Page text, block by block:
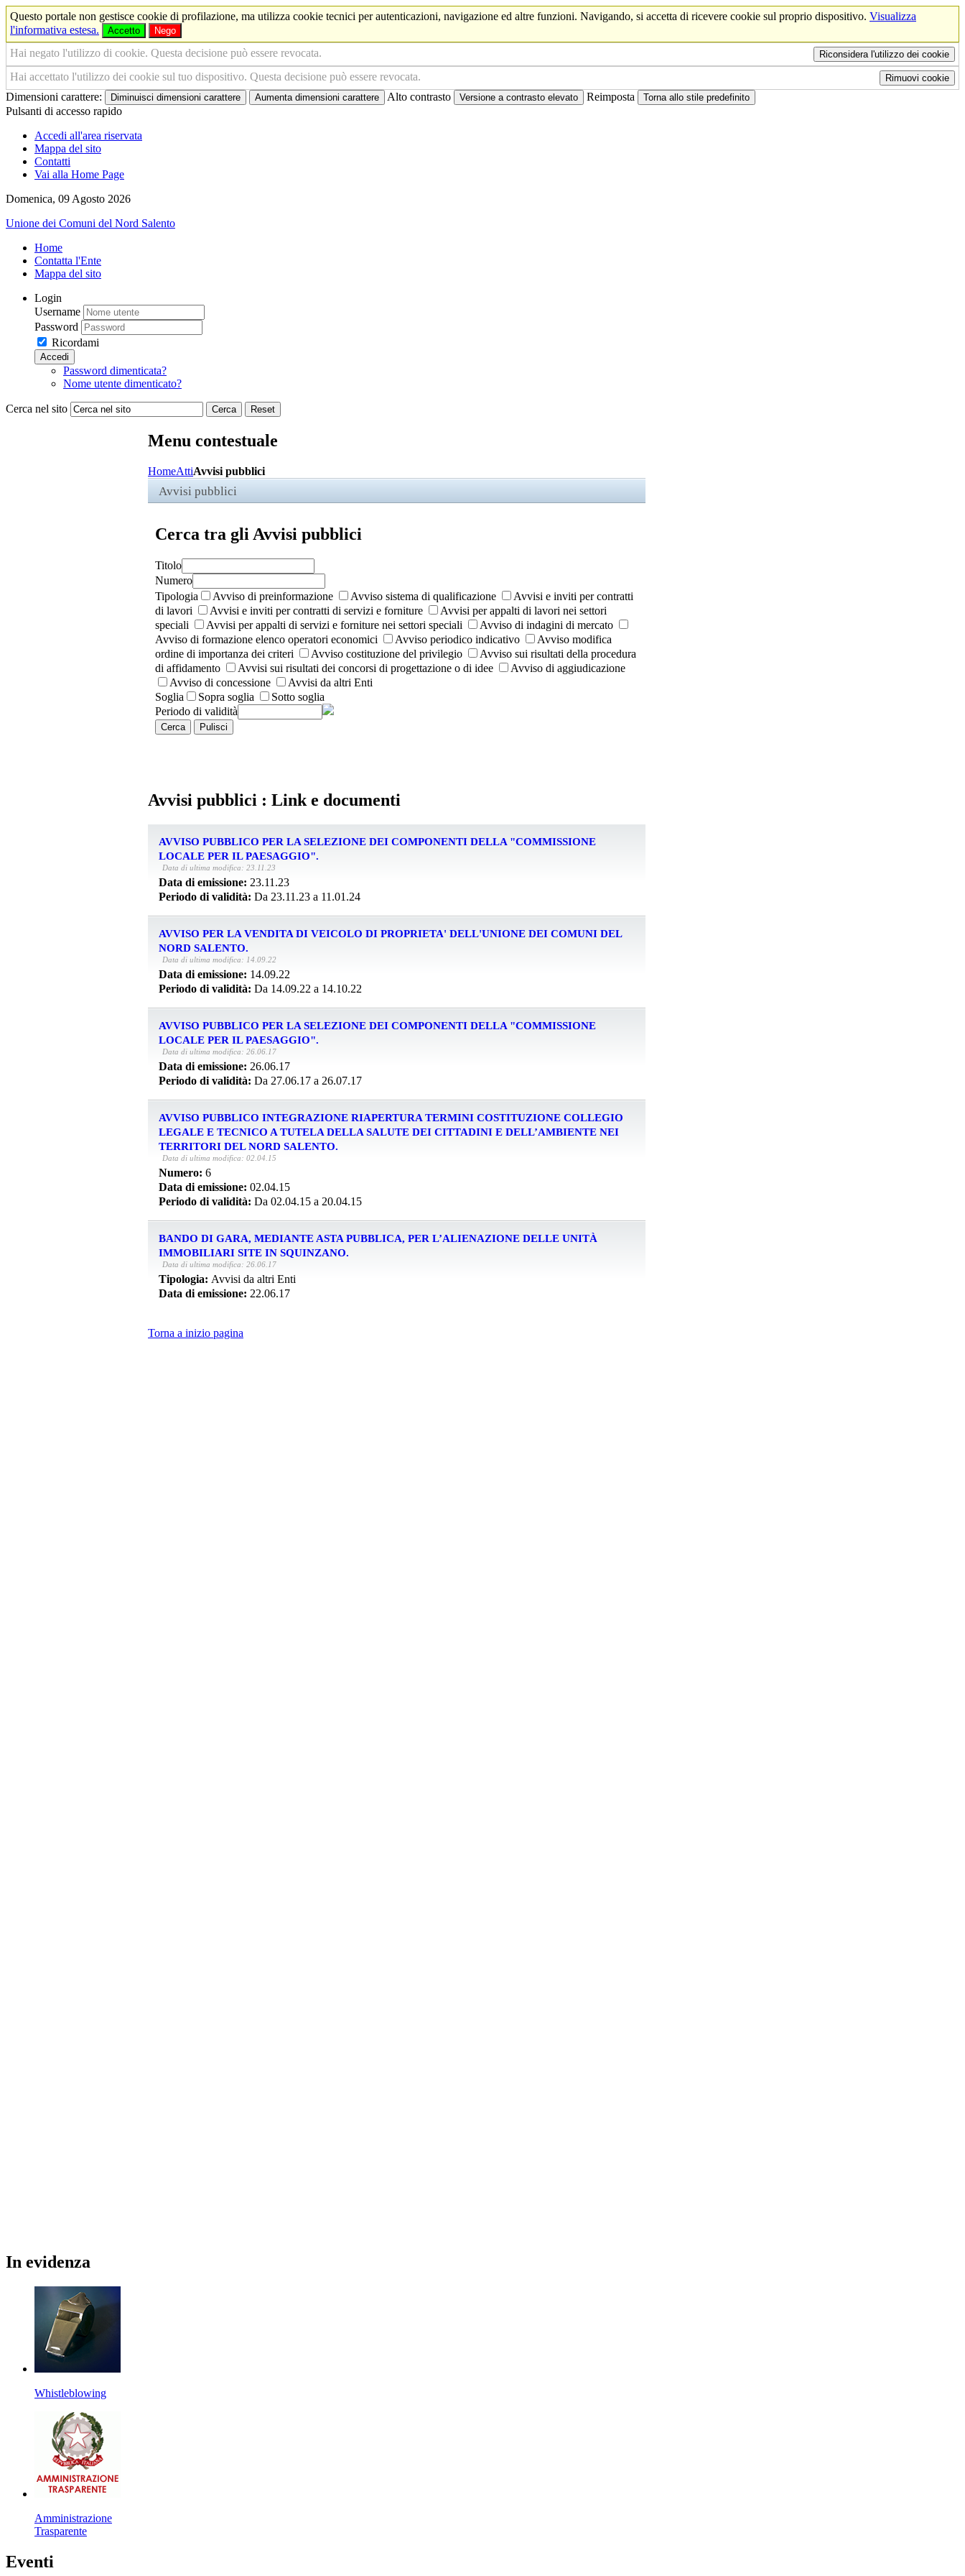
Questo portale non gestisce cookie di profilazione, ma utilizza cookie tecnici per autenticazioni, navigazione ed altre funzioni. Navigando, si accetta di ricevere cookie sul proprio dispositivo. Visualizza
l'informativa estesa.
Accetto Nego
Hai negato l'utilizzo di cookie. Questa decisione può essere revocata. Riconsidera l'utilizzo dei cookie
Hai accettato l'utilizzo dei cookie sul tuo dispositivo. Questa decisione può essere revocata. Rimuovi cookie
Dimensioni carattere: Diminuisci dimensioni carattere Aumenta dimensioni carattere Alto contrasto Versione a contrasto elevato Reimposta Torna allo stile predefinito
Pulsanti di accesso rapido
Accedi all'area riservata
Mappa del sito
Contatti
Vai alla Home Page
Domenica, 09 Agosto 2026
Unione dei Comuni del Nord Salento
Home
Contatta l'Ente
Mappa del sito
Login
Username
Password
Ricordami
Accedi
Password dimenticata?
Nome utente dimenticato?
Cerca nel sito Cerca Reset
Menu contestuale
HomeAttiAvvisi pubblici
Avvisi pubblici
Cerca tra gli Avvisi pubblici
Titolo
Numero
Tipologia
Avviso di preinformazione Avviso sistema di qualificazione
Avvisi e inviti per contratti
di lavori
Avvisi e inviti per contratti di servizi e forniture
Avvisi per appalti di lavori nei settori
speciali
Avvisi per appalti di servizi e forniture nei settori speciali
Avviso di indagini di mercato
Avviso di formazione elenco operatori economici
Avviso periodico indicativo
Avviso modifica
ordine di importanza dei criteri
Avviso costituzione del privilegio
Avviso sui risultati della procedura
di affidamento
Avvisi sui risultati dei concorsi di progettazione o di idee
Avviso di aggiudicazione
Avviso di concessione
Avvisi da altri Enti
Soglia
Sopra soglia
Sotto soglia
Periodo di validità
Cerca Pulisci
Avvisi pubblici : Link e documenti
AVVISO PUBBLICO PER LA SELEZIONE DEI COMPONENTI DELLA "COMMISSIONE
LOCALE PER IL PAESAGGIO".
Data di ultima modifica: 23.11.23
Data di emissione: 23.11.23
Periodo di validità: Da 23.11.23 a 11.01.24
AVVISO PER LA VENDITA DI VEICOLO DI PROPRIETA' DELL'UNIONE DEI COMUNI DEL
NORD SALENTO.
Data di ultima modifica: 14.09.22
Data di emissione: 14.09.22
Periodo di validità: Da 14.09.22 a 14.10.22
AVVISO PUBBLICO PER LA SELEZIONE DEI COMPONENTI DELLA "COMMISSIONE
LOCALE PER IL PAESAGGIO".
Data di ultima modifica: 26.06.17
Data di emissione: 26.06.17
Periodo di validità: Da 27.06.17 a 26.07.17
AVVISO PUBBLICO INTEGRAZIONE RIAPERTURA TERMINI COSTITUZIONE COLLEGIO
LEGALE E TECNICO A TUTELA DELLA SALUTE DEI CITTADINI E DELL’AMBIENTE NEI
TERRITORI DEL NORD SALENTO.
Data di ultima modifica: 02.04.15
Numero: 6
Data di emissione: 02.04.15
Periodo di validità: Da 02.04.15 a 20.04.15
BANDO DI GARA, MEDIANTE ASTA PUBBLICA, PER L’ALIENAZIONE DELLE UNITÀ
IMMOBILIARI SITE IN SQUINZANO.
Data di ultima modifica: 26.06.17
Tipologia: Avvisi da altri Enti
Data di emissione: 22.06.17
Torna a inizio pagina
In evidenza
Whistleblowing
Amministrazione
Trasparente
Eventi